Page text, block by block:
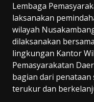
Lembaga
laksanakan
wilayah
dilaksanakan
lingkungan Kantor
Pemasyarakatan
bagian dari
terukur dan